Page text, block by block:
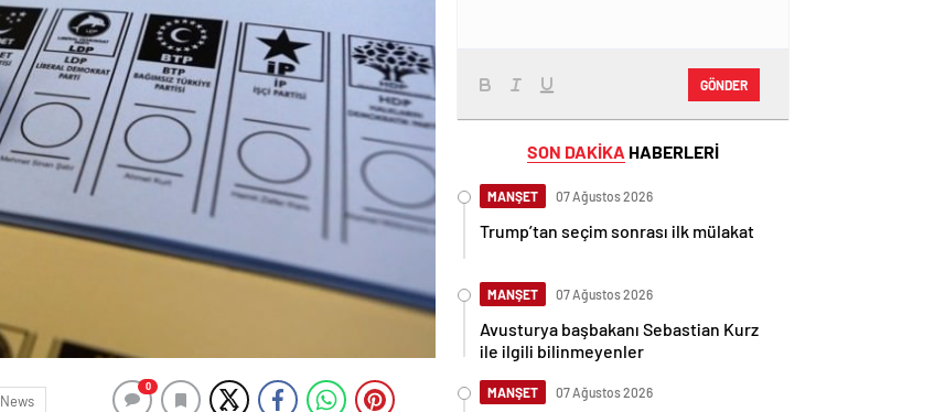
News
0
GÖNDER
SON DAKİKA HABERLERİ
MANŞET 07 Ağustos 2026
Trump’tan seçim sonrası ilk mülakat
MANŞET 07 Ağustos 2026
Avusturya başbakanı Sebastian Kurz
ile ilgili bilinmeyenler
MANŞET 07 Ağustos 2026